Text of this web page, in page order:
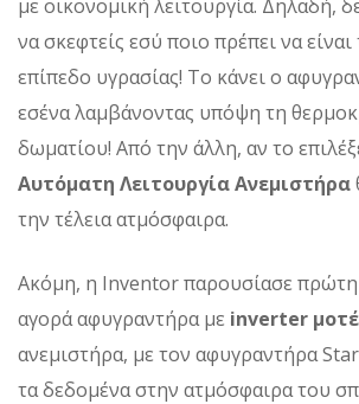
με οικονομική λειτουργία. Δηλαδή,
να σκεφτείς εσύ ποιο πρέπει να είναι
επίπεδο υγρασίας! Το κάνει ο
εσένα λαμβάνοντας υπόψη τη
δωματίου! Από την άλλη, αν το
Αυτόματη Λειτουργία Ανεμιστήρα
την τέλεια ατμόσφαιρα.
Ακόμη, η Inventor παρουσίασε πρώτη
αγορά αφυγραντήρα με inverter
ανεμιστήρα, με τον αφυγραντήρα
τα δεδομένα στην ατμόσφαιρα του